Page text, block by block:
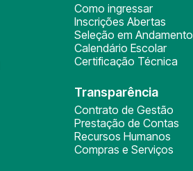
Como ingressar
Inscrições Abertas
Seleção em Andamento
Calendário Escolar
Certificação Técnica
Transparência
Contrato de Gestão
Prestação de Contas
Recursos Humanos
Compras e Serviços